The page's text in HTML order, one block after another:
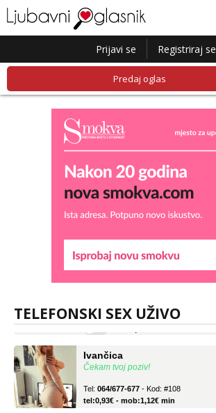
Prijavi se Registriraj se
Predaj oglas
TELEFONSKI SEX UŽIVO
Razgovaram :)
Tel: 064/677-677
- Kod: #108
tel:0,93€ - mob:1,12€ min
Zara